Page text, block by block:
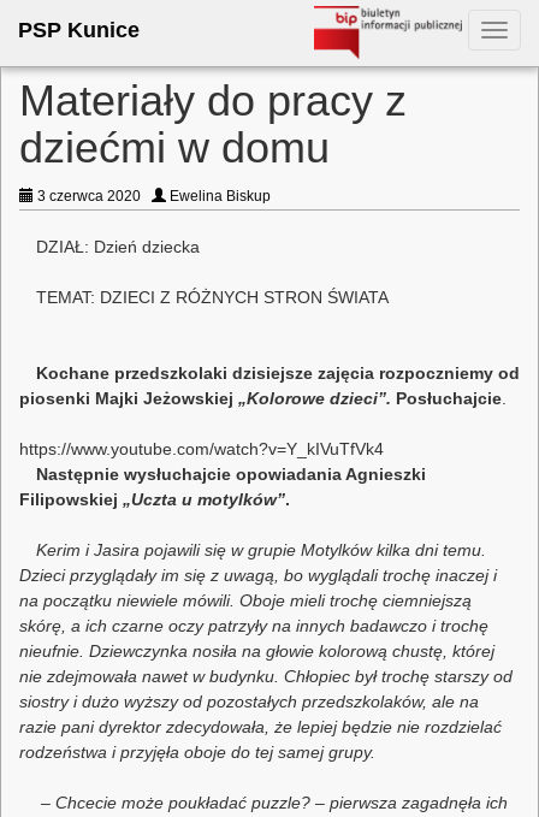
PSP Kunice
Materiały do pracy z
dziećmi w domu
3 czerwca 2020 Ewelina Biskup
DZIAŁ: Dzień dziecka
TEMAT: DZIECI Z RÓŻNYCH STRON ŚWIATA
Kochane przedszkolaki dzisiejsze zajęcia rozpoczniemy od
piosenki Majki Jeżowskiej „Kolorowe dzieci”. Posłuchajcie
https://www.youtube.com/watch?v=Y_kIVuTfVk4
Następnie wysłuchajcie opowiadania Agnieszki
Filipowskiej „Uczta u motylków”.
Kerim i Jasira pojawili się w grupie Motylków kilka dni temu.
Dzieci przyglądały im się z uwagą, bo wyglądali trochę inaczej i
na początku niewiele mówili. Oboje mieli trochę ciemniejszą
skórę, a ich czarne oczy patrzyły na innych badawczo i trochę
nieufnie. Dziewczynka nosiła na głowie kolorową chustę, której
nie zdejmowała nawet w budynku. Chłopiec był trochę starszy od
siostry i dużo wyższy od pozostałych przedszkolaków, ale na
razie pani dyrektor zdecydowała, że lepiej będzie nie rozdzielać
rodzeństwa i przyjęła oboje do tej samej grupy.
– Chcecie może poukładać puzzle? – pierwsza zagadnęła ich